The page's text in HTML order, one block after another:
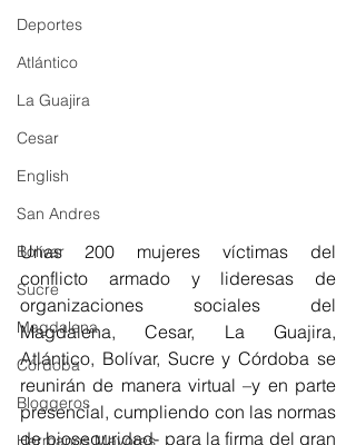
Deportes
Atlántico
La Guajira
Cesar
English
San Andres
Bolívar
Sucre
Magdalena
Córdoba
Bloggeros
Hermanos Mayores
Unas 200 mujeres víctimas del
conflicto armado y lideresas de
organizaciones sociales del
Magdalena, Cesar, La Guajira,
Atlántico, Bolívar, Sucre y Córdoba se
reunirán de manera virtual –y en parte
presencial, cumpliendo con las normas
de bioseguridad- para la firma del gran